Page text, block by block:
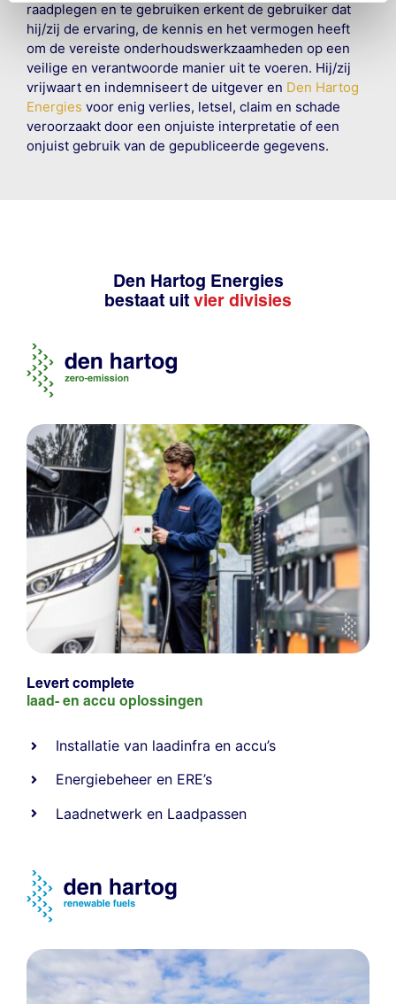
raadplegen en te gebruiken erkent de gebruiker dat
hij/zij de ervaring, de kennis en het vermogen heeft
om de vereiste onderhoudswerkzaamheden op een
veilige en verantwoorde manier uit te voeren. Hij/zij
vrijwaart en indemniseert de uitgever en Den Hartog
Energies voor enig verlies, letsel, claim en schade
veroorzaakt door een onjuiste interpretatie of een
onjuist gebruik van de gepubliceerde gegevens.
Den Hartog Energies
bestaat uit vier divisies
Levert complete
laad- en accu oplossingen
Installatie van laadinfra en accu’s
Energiebeheer en ERE’s
Laadnetwerk en Laadpassen